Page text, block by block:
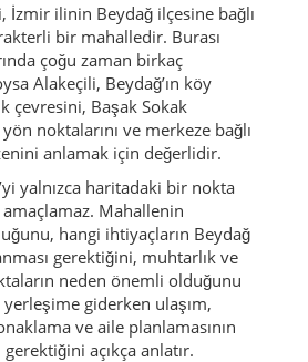
İzmir ilinin Beydağ ilçesine bağlı
bir mahalledir. Burası
çoğu zaman birkaç
Alakeçili, Beydağ’ın köy
çevresini, Başak Sokak
noktalarını ve merkeze bağlı
anlamak için değerlidir.
yalnızca haritadaki bir nokta
Mahallenin
hangi ihtiyaçların Beydağ
gerektiğini, muhtarlık ve
neden önemli olduğunu
giderken ulaşım,
ve aile planlamasının
açıkça anlatır.